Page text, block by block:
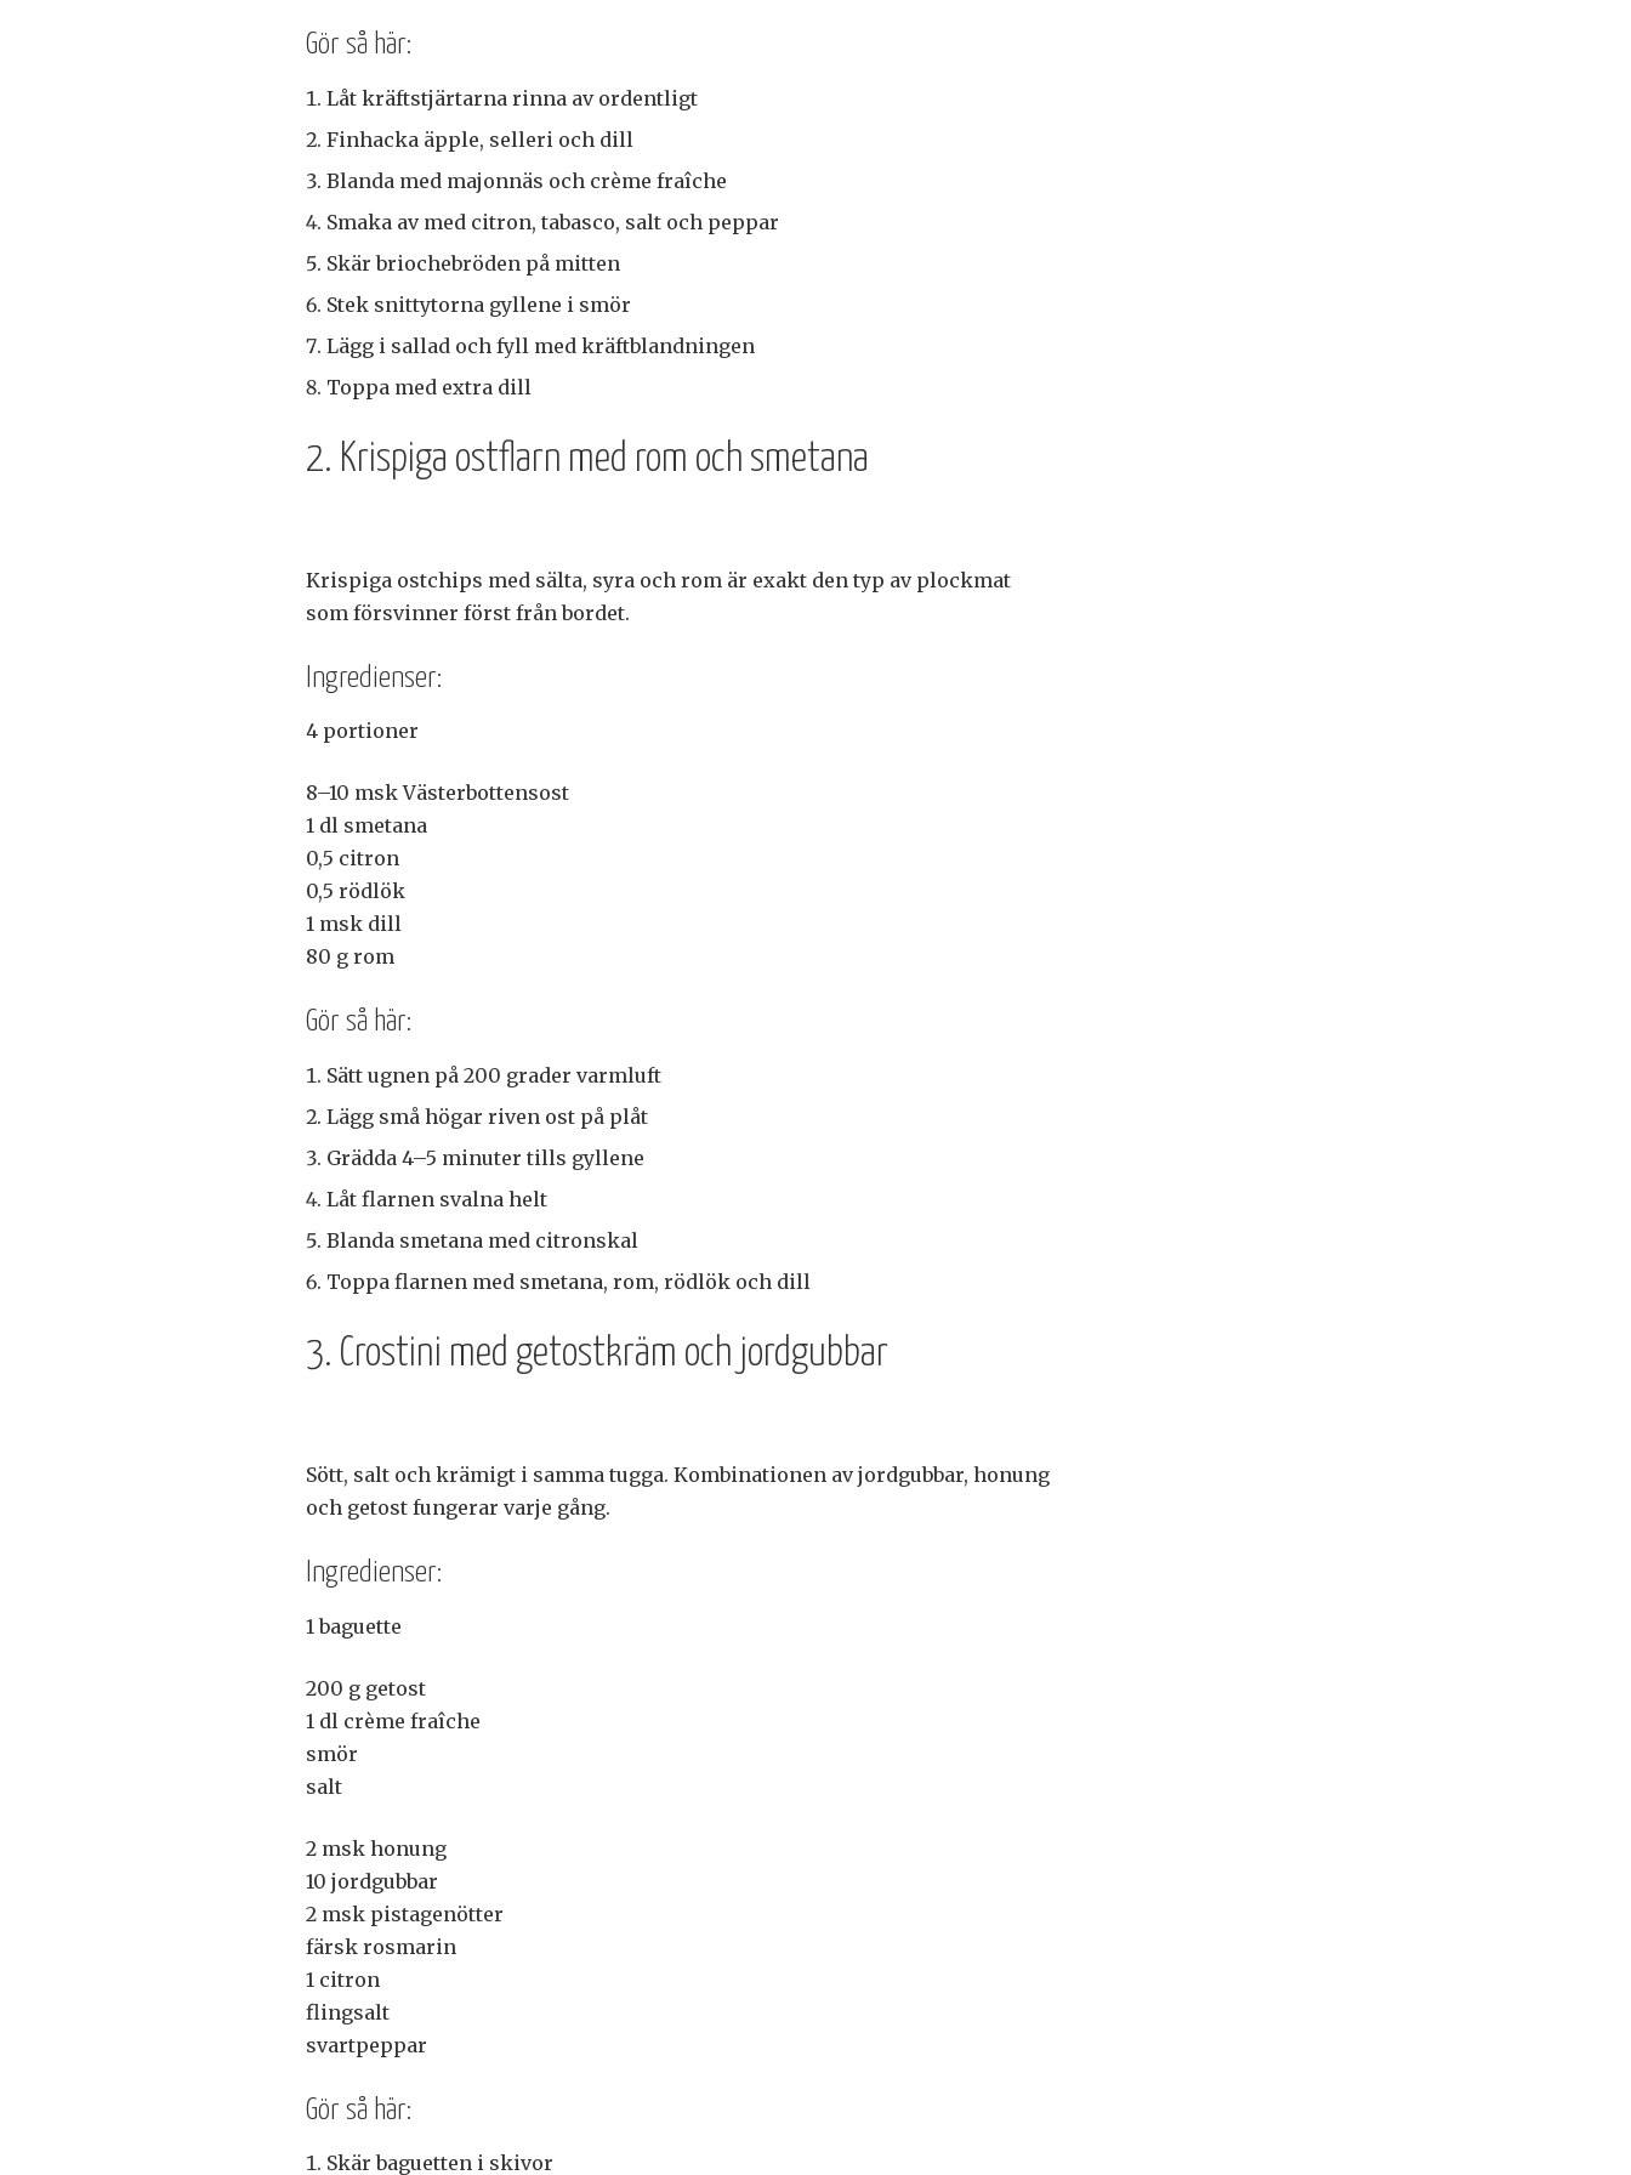
Gör så här:
Låt kräftstjärtarna rinna av ordentligt
Finhacka äpple, selleri och dill
Blanda med majonnäs och crème fraîche
Smaka av med citron, tabasco, salt och peppar
Skär briochebröden på mitten
Stek snittytorna gyllene i smör
Lägg i sallad och fyll med kräftblandningen
Toppa med extra dill
2. Krispiga ostflarn med rom och smetana
Krispiga ostchips med sälta, syra och rom är exakt den typ av plockmat
som försvinner först från bordet.
Ingredienser:
4 portioner
8–10 msk Västerbottensost
1 dl smetana
0,5 citron
0,5 rödlök
1 msk dill
80 g rom
Gör så här:
Sätt ugnen på 200 grader varmluft
Lägg små högar riven ost på plåt
Grädda 4–5 minuter tills gyllene
Låt flarnen svalna helt
Blanda smetana med citronskal
Toppa flarnen med smetana, rom, rödlök och dill
3. Crostini med getostkräm och jordgubbar
Sött, salt och krämigt i samma tugga. Kombinationen av jordgubbar, honung
och getost fungerar varje gång.
Ingredienser:
1 baguette
200 g getost
1 dl crème fraîche
smör
salt
2 msk honung
10 jordgubbar
2 msk pistagenötter
färsk rosmarin
1 citron
flingsalt
svartpeppar
Gör så här:
Skär baguetten i skivor